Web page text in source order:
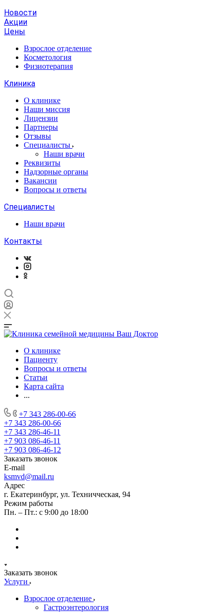
Новости
Акции
Цены
Взрослое отделение
Косметология
Физиотерапия
Клиника
О клинике
Наши миссия
Лицензии
Партнеры
Отзывы
Специалисты
Наши врачи
Реквизиты
Надзорные органы
Вакансии
Вопросы и ответы
Специалисты
Наши врачи
Контакты
О клинике
Пациенту
Вопросы и ответы
Статьи
Карта сайта
...
+7 343 286-00-66
+7 343 286-00-66
+7 343 286-46-11
+7 903 086-46-11
+7 903 086-46-12
Заказать звонок
E-mail
ksmvd@mail.ru
Адрес
г. Екатеринбург, ул. Техничческая, 94
Режим работы
Пн. – Пт.: с 9:00 до 18:00
Заказать звонок
Услуги
Взрослое отделение
Гастроэнтерология